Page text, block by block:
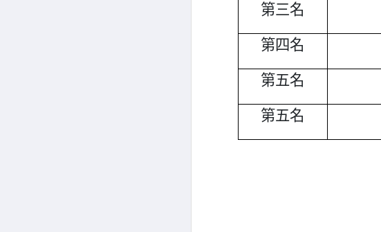
第三名
第四名
第五名
第五名